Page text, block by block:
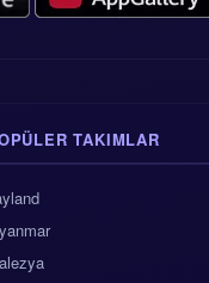
TAKIMLAR